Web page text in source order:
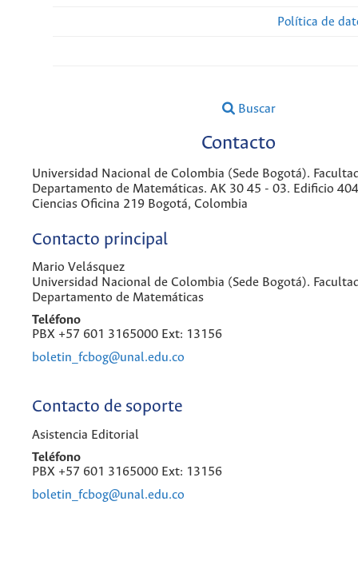
Política de
Buscar
Contacto
Universidad Nacional de Colombia (Sede Bogotá).
Departamento de Matemáticas. AK 30 45 - 03. Edificio
Ciencias Oficina 219 Bogotá, Colombia
Contacto principal
Mario Velásquez
Universidad Nacional de Colombia (Sede Bogotá).
Departamento de Matemáticas
Teléfono
PBX +57 601 3165000 Ext: 13156
boletin_fcbog@unal.edu.co
Contacto de soporte
Asistencia Editorial
Teléfono
PBX +57 601 3165000 Ext: 13156
boletin_fcbog@unal.edu.co